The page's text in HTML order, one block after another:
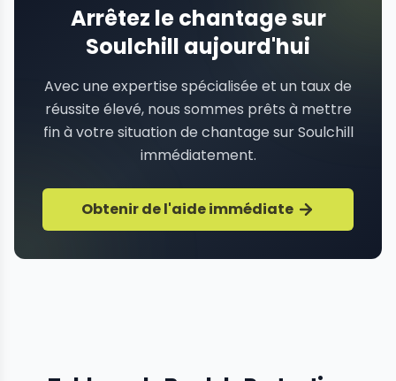
Arrêtez le chantage sur
Soulchill aujourd'hui
Avec une expertise spécialisée et un taux de
réussite élevé, nous sommes prêts à mettre
fin à votre situation de chantage sur Soulchill
immédiatement.
Obtenir de l'aide immédiate